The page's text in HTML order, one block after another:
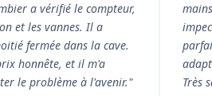
a vérifié le compteur,
et les vannes. Il a
fermée dans la cave.
honnête, et il m'a
le problème à l'avenir."
Très